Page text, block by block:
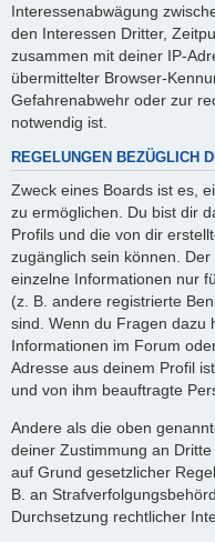
Interessenabwägung
den Interessen Dritter,
zusammen mit deiner IP-
übermittelter Browser-
Gefahrenabwehr oder zur
notwendig ist.
REGELUNGEN BEZÜGLICH
Zweck eines Boards ist es,
zu ermöglichen. Du bist dir
Profils und die von dir
zugänglich sein können.
einzelne Informationen nur
(z. B. andere registrierte
sind. Wenn du Fragen dazu
Informationen im Forum
Adresse aus deinem Profil
und von ihm beauftragte
Andere als die oben
deiner Zustimmung an
auf Grund gesetzlicher
B. an
Durchsetzung rechtlicher